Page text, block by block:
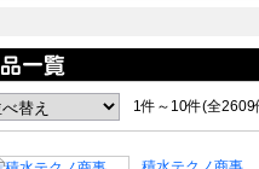
1件～10件(全